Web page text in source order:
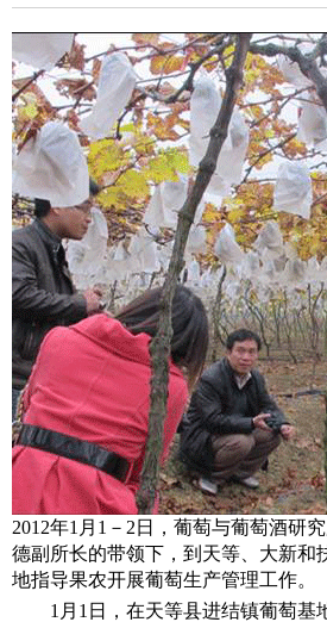
2012年1 月 1 － 2 日，葡萄与葡萄酒研
德副所长的带领下，到天等、大新和
地指导果农开展葡萄生产管理工作。
1 月 1 日
，在天等县进结镇葡萄基